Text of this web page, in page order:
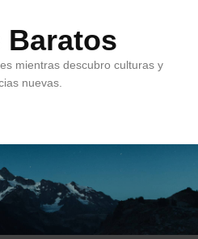
Baratos
mientras descubro culturas y
nuevas.